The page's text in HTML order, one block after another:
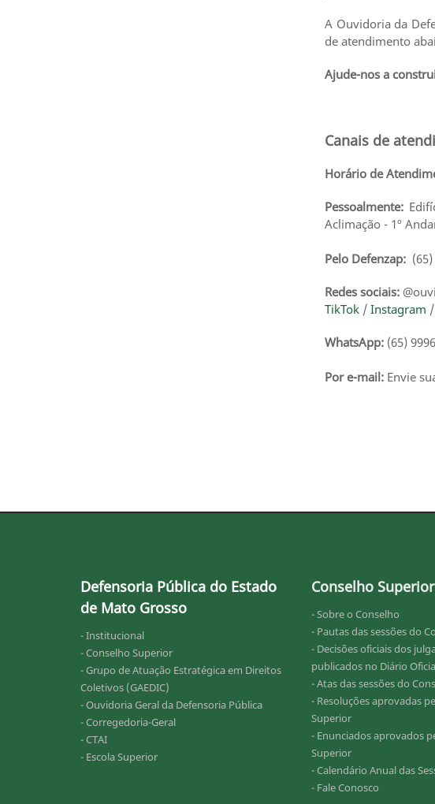
A Ouvidoria da
de atendimento
Ajude-nos a
Canais de
Horário de
Pessoalmente:
Aclimação - 1º
Pelo Defenzap:
Redes sociais:
TikTok / Instagram /
WhatsApp: (65)
Por e-mail: Envie
Defensoria Pública do Estado
de Mato Grosso
- Institucional
- Conselho Superior
- Grupo de Atuação Estratégica em Direitos
Coletivos (GAEDIC)
- Ouvidoria Geral da Defensoria Pública
- Corregedoria-Geral
- CTAI
- Escola Superior
Conselho Superior
- Sobre o Conselho
- Pautas das sessões do
- Decisões oficiais dos
publicados no Diário
- Atas das sessões do
- Resoluções aprovadas
Superior
- Enunciados aprovados
Superior
- Calendário Anual das
- Fale Conosco